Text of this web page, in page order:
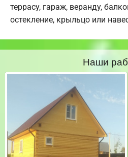
террасу, гараж, веранду,
остекление, крыльцо или
Наши